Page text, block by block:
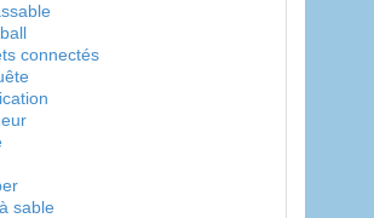
connectés
sable